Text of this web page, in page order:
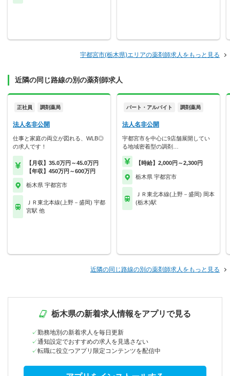
宇都宮市(栃木県)エリアの薬剤師求人をもっと見る
近隣の同じ路線の別の薬剤師求人
正社員 調剤薬局
法人名非公開
仕事と家庭の両立が図れる、WLB◎
の求人です！
【月収】35.0万円～45.0万円
【年収】450万円～600万円
栃木県 宇都宮市
ＪＲ東北本線(上野－盛岡) 宇都
宮駅 他
パート・アルバイト 調剤薬局
法人名非公開
宇都宮市を中心に9店舗展開してい
る地域密着型の調剤…
【時給】2,000円～2,300円
栃木県 宇都宮市
ＪＲ東北本線(上野－盛岡) 岡本
(栃木)駅
近隣の同じ路線の別の薬剤師求人をもっと見る
栃木県の新着求人情報をアプリで見る
勤務地別の新着求人を毎日更新
通知設定でおすすめの求人を見逃さない
転職に役立つアプリ限定コンテンツを配信中